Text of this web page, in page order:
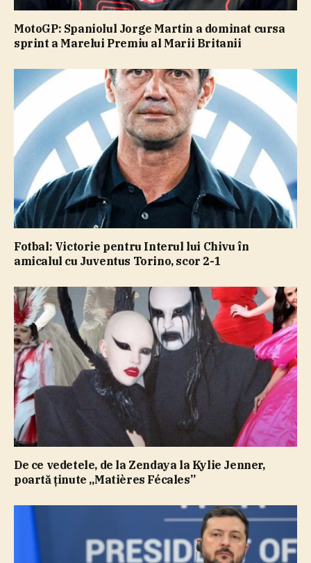
MotoGP: Spaniolul Jorge Martin a dominat cursa
sprint a Marelui Premiu al Marii Britanii
Fotbal: Victorie pentru Interul lui Chivu în
amicalul cu Juventus Torino, scor 2-1
De ce vedetele, de la Zendaya la Kylie Jenner,
poartă ţinute „Matières Fécales”